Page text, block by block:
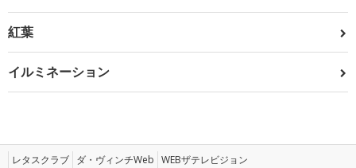
紅葉
イルミネーション
レタスクラブ ダ・ヴィンチWeb WEBザテレビジョン